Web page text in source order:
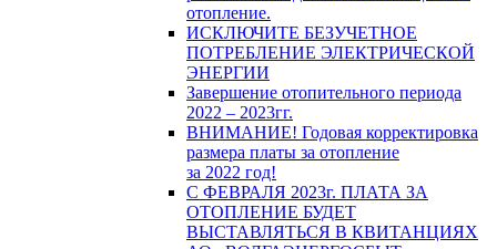
отопление.
ИСКЛЮЧИТЕ БЕЗУЧЕТНОЕ
ПОТРЕБЛЕНИЕ ЭЛЕКТРИЧЕСКОЙ
ЭНЕРГИИ
Завершение отопительного периода
2022 – 2023гг.
ВНИМАНИЕ! Годовая корректировка
размера платы за отопление
за 2022 год!
С ФЕВРАЛЯ 2023г. ПЛАТА ЗА
ОТОПЛЕНИЕ БУДЕТ
ВЫСТАВЛЯТЬСЯ В КВИТАНЦИЯХ